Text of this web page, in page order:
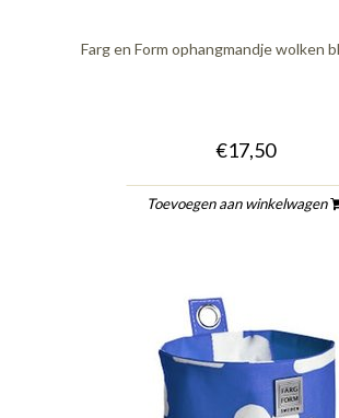
Farg en Form ophangmandje wolken
€17,50
Toevoegen aan winkelwagen